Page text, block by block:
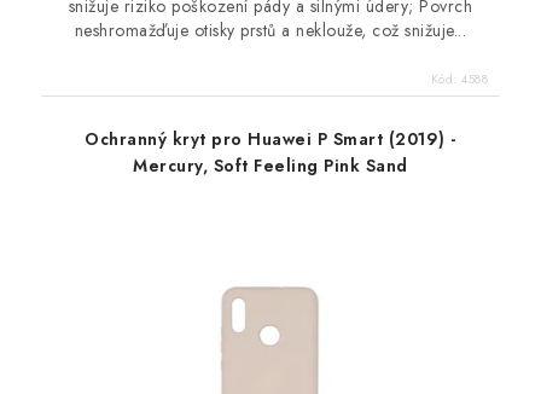
snižuje riziko poškození pády a silnými údery; Povrch
neshromažďuje otisky prstů a neklouže, což snižuje...
Kód: 4588
Ochranný kryt pro Huawei P Smart (2019) -
Mercury, Soft Feeling Pink Sand